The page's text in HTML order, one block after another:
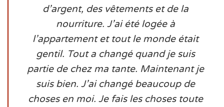
d’argent, des vêtements et de la
nourriture. J’ai été logée à
l’appartement et tout le monde était
gentil. Tout a changé quand je suis
partie de chez ma tante. Maintenant je
suis bien. J’ai changé beaucoup de
choses en moi. Je fais les choses toute